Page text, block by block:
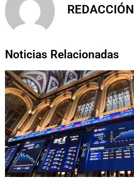
REDACCIÓN
Noticias Relacionadas